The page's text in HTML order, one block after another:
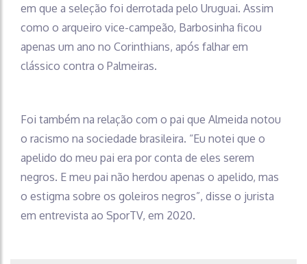
em que a seleção foi derrotada pelo Uruguai. Assim
como o arqueiro vice-campeão, Barbosinha ficou
apenas um ano no Corinthians, após falhar em
clássico contra o Palmeiras.
Foi também na relação com o pai que Almeida notou
o racismo na sociedade brasileira. “Eu notei que o
apelido do meu pai era por conta de eles serem
negros. E meu pai não herdou apenas o apelido, mas
o estigma sobre os goleiros negros”, disse o jurista
em entrevista ao SporTV, em 2020.